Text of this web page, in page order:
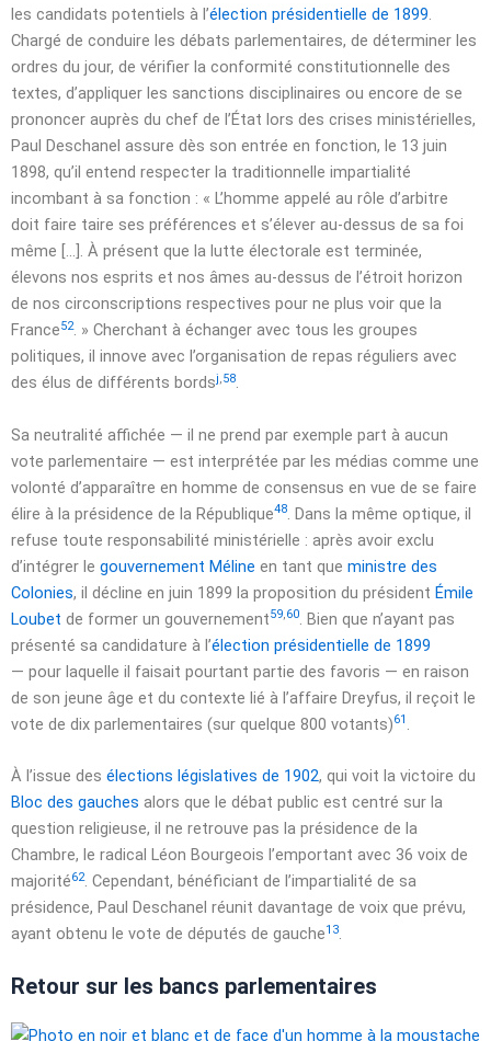
les candidats potentiels à l’élection présidentielle de 1899.
Chargé de conduire les débats parlementaires, de déterminer les
ordres du jour, de vérifier la conformité constitutionnelle des
textes, d’appliquer les sanctions disciplinaires ou encore de se
prononcer auprès du chef de l’État lors des crises ministérielles,
Paul Deschanel assure dès son entrée en fonction, le 13 juin
1898, qu’il entend respecter la traditionnelle impartialité
incombant à sa fonction : « L’homme appelé au rôle d’arbitre
doit faire taire ses préférences et s’élever au-dessus de sa foi
même […]. À présent que la lutte électorale est terminée,
élevons nos esprits et nos âmes au-dessus de l’étroit horizon
de nos circonscriptions respectives pour ne plus voir que la
France52. » Cherchant à échanger avec tous les groupes
politiques, il innove avec l’organisation de repas réguliers avec
des élus de différents bordsj,58.
Sa neutralité affichée — il ne prend par exemple part à aucun
vote parlementaire — est interprétée par les médias comme une
volonté d’apparaître en homme de consensus en vue de se faire
élire à la présidence de la République48. Dans la même optique, il
refuse toute responsabilité ministérielle : après avoir exclu
d’intégrer le gouvernement Méline en tant que ministre des
Colonies, il décline en juin 1899 la proposition du président Émile
Loubet de former un gouvernement59,60. Bien que n’ayant pas
présenté sa candidature à l’élection présidentielle de 1899
— pour laquelle il faisait pourtant partie des favoris — en raison
de son jeune âge et du contexte lié à l’affaire Dreyfus, il reçoit le
vote de dix parlementaires (sur quelque 800 votants)61 .
À l’issue des élections législatives de 1902, qui voit la victoire du
Bloc des gauches alors que le débat public est centré sur la
question religieuse, il ne retrouve pas la présidence de la
Chambre, le radical Léon Bourgeois l’emportant avec 36 voix de
majorité62. Cependant, bénéficiant de l’impartialité de sa
présidence, Paul Deschanel réunit davantage de voix que prévu,
ayant obtenu le vote de députés de gauche13.
Retour sur les bancs parlementaires